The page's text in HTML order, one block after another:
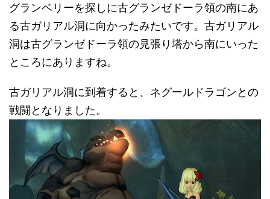
グランベリーを探しに古グランゼドーラ領の南にあ
る古ガリアル洞に向かったみたいです。古ガリアル
洞は古グランゼドーラ領の見張り塔から南にいった
ところにありますね。
古ガリアル洞に到着すると、ネグールドラゴンとの
戦闘となりました。